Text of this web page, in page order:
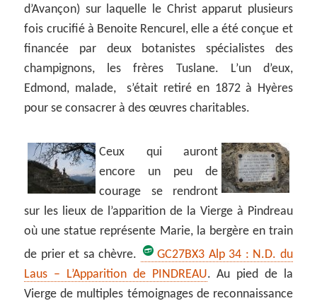
d’Avançon) sur laquelle le Christ apparut plusieurs
fois crucifié à Benoite Rencurel, elle a été conçue et
financée par deux botanistes spécialistes des
champignons, les frères Tuslane. L’un d’eux,
Edmond, malade, s’était retiré en 1872 à Hyères
pour se consacrer à des œuvres charitables.
Ceux qui auront
encore un peu de
courage se rendront
sur les lieux de l’apparition de la Vierge à Pindreau
où une statue représente Marie, la bergère en train
de prier et sa chèvre.
GC27BX3 Alp 34 : N.D. du
Laus – L’Apparition de PINDREAU. Au pied de la
Vierge de multiples témoignages de reconnaissance